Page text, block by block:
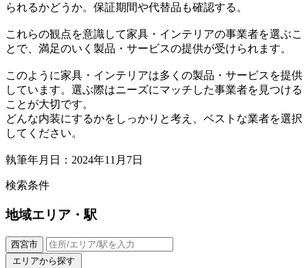
られるかどうか。保証期間や代替品も確認する。
これらの観点を意識して家具・インテリアの事業者を選ぶこ
とで、満足のいく製品・サービスの提供が受けられます。
このように家具・インテリアは多くの製品・サービスを提供
しています。選ぶ際はニーズにマッチした事業者を見つける
ことが大切です。
どんな内装にするかをしっかりと考え、ベストな業者を選択
してください。
執筆年月日：2024年11月7日
検索条件
地域エリア・駅
西宮市
エリアから探す